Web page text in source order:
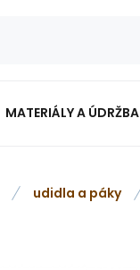
MATERIÁLY A ÚDRŽBA
udidla a páky